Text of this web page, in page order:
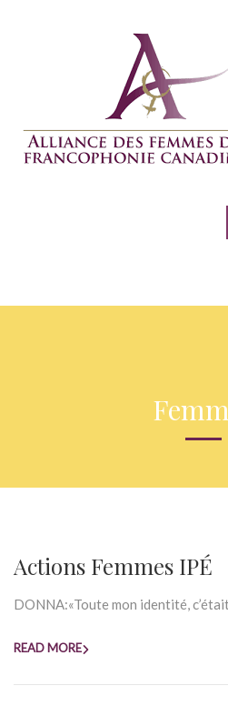
Actions Femmes IPÉ
DONNA:«Toute mon identité, c’était
READ MORE